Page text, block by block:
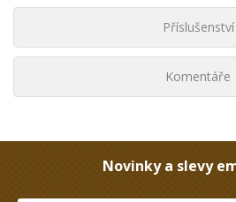
Příslušenství
Komentáře
Novinky a slevy